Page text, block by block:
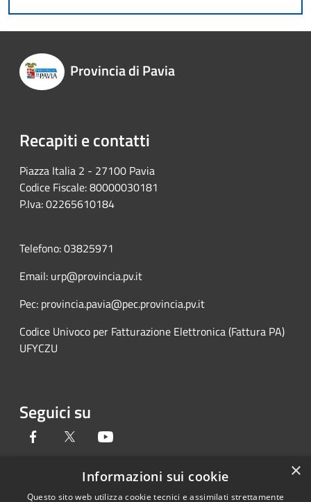
Provincia di Pavia
Recapiti e contatti
Piazza Italia 2 - 27100 Pavia
Codice Fiscale: 80000030181
P.Iva: 02265610184
Telefono: 03825971
Email: urp@provincia.pv.it
Pec: provincia.pavia@pec.provincia.pv.it
Codice Univoco per Fatturazione Elettronica (Fattura PA)
UFYCZU
Seguici su
Facebook Twitter
×
Informazioni sui cookie
Questo sito web utilizza cookie tecnici e assimilati strettamente